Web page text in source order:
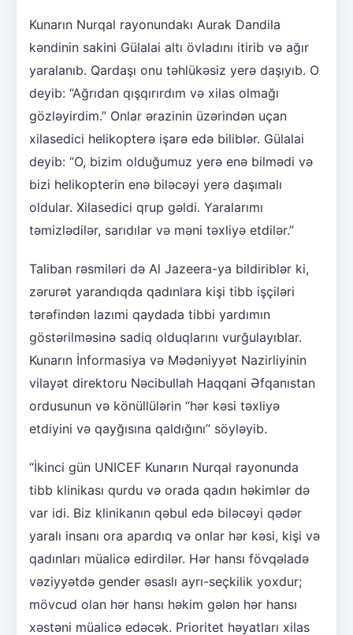
Kunarın Nurqal rayonundakı Aurak Dandila
kəndinin sakini Gülalai altı övladını itirib və ağır
yaralanıb. Qardaşı onu təhlükəsiz yerə daşıyıb. O
deyib: “Ağrıdan qışqırırdım və xilas olmağı
gözləyirdim.” Onlar ərazinin üzərindən uçan
xilasedici helikopterə işarə edə biliblər. Gülalai
deyib: “O, bizim olduğumuz yerə enə bilmədi və
bizi helikopterin enə biləcəyi yerə daşımalı
oldular. Xilasedici qrup gəldi. Yaralarımı
təmizlədilər, sarıdılar və məni təxliyə etdilər.”
Taliban rəsmiləri də Al Jazeera-ya bildiriblər ki,
zərurət yarandıqda qadınlara kişi tibb işçiləri
tərəfindən lazımi qaydada tibbi yardımın
göstərilməsinə sadiq olduqlarını vurğulayıblar.
Kunarın İnformasiya və Mədəniyyət Nazirliyinin
vilayət direktoru Nəcibullah Haqqani Əfqanıstan
ordusunun və könüllülərin “hər kəsi təxliyə
etdiyini və qayğısına qaldığını” söyləyib.
“İkinci gün UNICEF Kunarın Nurqal rayonunda
tibb klinikası qurdu və orada qadın həkimlər də
var idi. Biz klinikanın qəbul edə biləcəyi qədər
yaralı insanı ora apardıq və onlar hər kəsi, kişi və
qadınları müalicə edirdilər. Hər hansı fövqəladə
vəziyyətdə gender əsaslı ayrı-seçkilik yoxdur;
mövcud olan hər hansı həkim gələn hər hansı
xəstəni müalicə edəcək. Prioritet həyatları xilas